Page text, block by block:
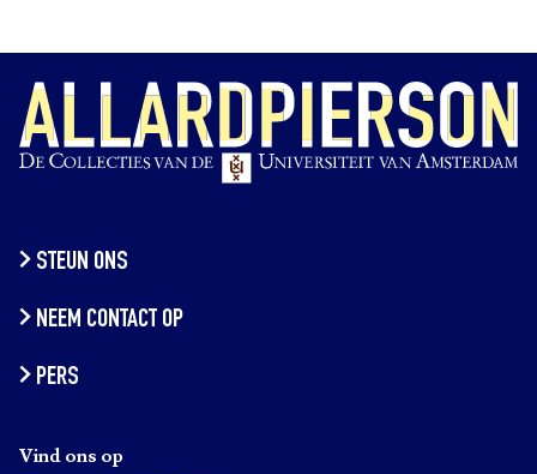
STEUN ONS
NEEM CONTACT OP
PERS
Vind ons op